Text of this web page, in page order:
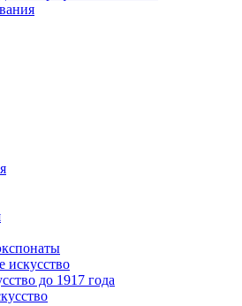
искусство
до 1917 года